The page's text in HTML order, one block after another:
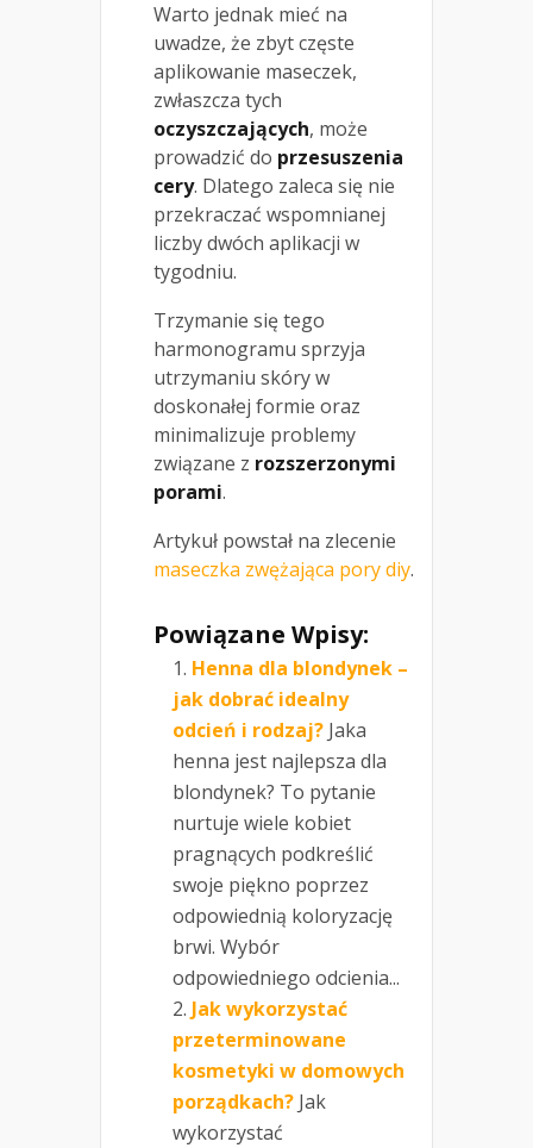
Warto jednak mieć na
uwadze, że zbyt częste
aplikowanie maseczek,
zwłaszcza tych
oczyszczających, może
prowadzić do przesuszenia
cery. Dlatego zaleca się nie
przekraczać wspomnianej
liczby dwóch aplikacji w
tygodniu.
Trzymanie się tego
harmonogramu sprzyja
utrzymaniu skóry w
doskonałej formie oraz
minimalizuje problemy
związane z rozszerzonymi
porami.
Artykuł powstał na zlecenie
maseczka zwężająca pory diy.
Powiązane Wpisy:
Henna dla blondynek –
jak dobrać idealny
odcień i rodzaj? Jaka
henna jest najlepsza dla
blondynek? To pytanie
nurtuje wiele kobiet
pragnących podkreślić
swoje piękno poprzez
odpowiednią koloryzację
brwi. Wybór
odpowiedniego odcienia...
Jak wykorzystać
przeterminowane
kosmetyki w domowych
porządkach? Jak
wykorzystać